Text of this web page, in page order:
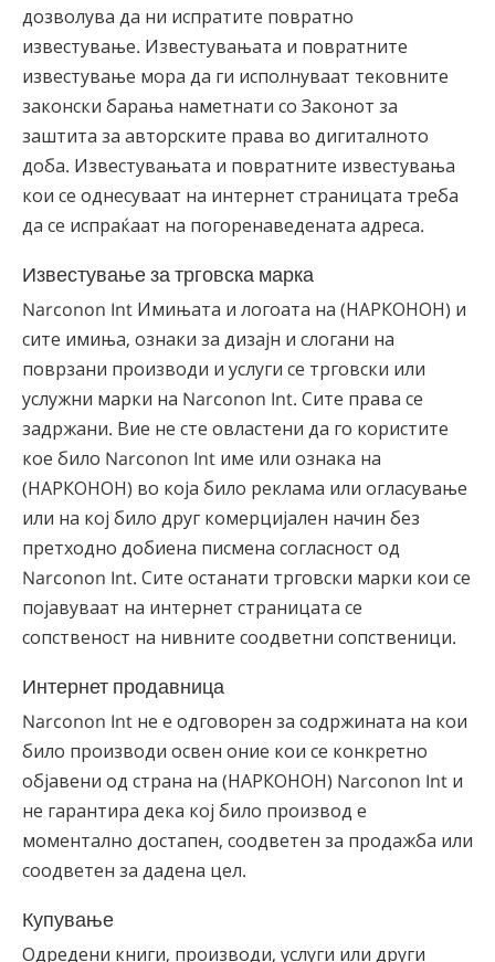
дозволува да ни испратите повратно
известување. Известувањата и повратните
известување мора да ги исполнуваат тековните
законски барања наметнати со Законот за
заштита за авторските права во дигиталното
доба. Известувањата и повратните известувања
кои се однесуваат на интернет страницата треба
да се испраќаат на погоренаведената адреса.
Известување за трговска марка
Narconon Int Имињата и логоата на (НАРКОНОН) и
сите имиња, ознаки за дизајн и слогани на
поврзани производи и услуги се трговски или
услужни марки на Narconon Int. Сите права се
задржани. Вие не сте овластени да го користите
кое било Narconon Int име или ознака на
(НАРКОНОН) во која било реклама или огласување
или на кој било друг комерцијален начин без
претходно добиена писмена согласност од
Narconon Int. Сите останати трговски марки кои се
појавуваат на интернет страницата се
сопственост на нивните соодветни сопственици.
Интернет продавница
Narconon Int не е одговорен за содржината на кои
било производи освен оние кои се конкретно
објавени од страна на (НАРКОНОН) Narconon Int и
не гарантира дека кој било производ е
моментално достапен, соодветен за продажба или
соодветен за дадена цел.
Купување
Одредени книги, производи, услуги или други